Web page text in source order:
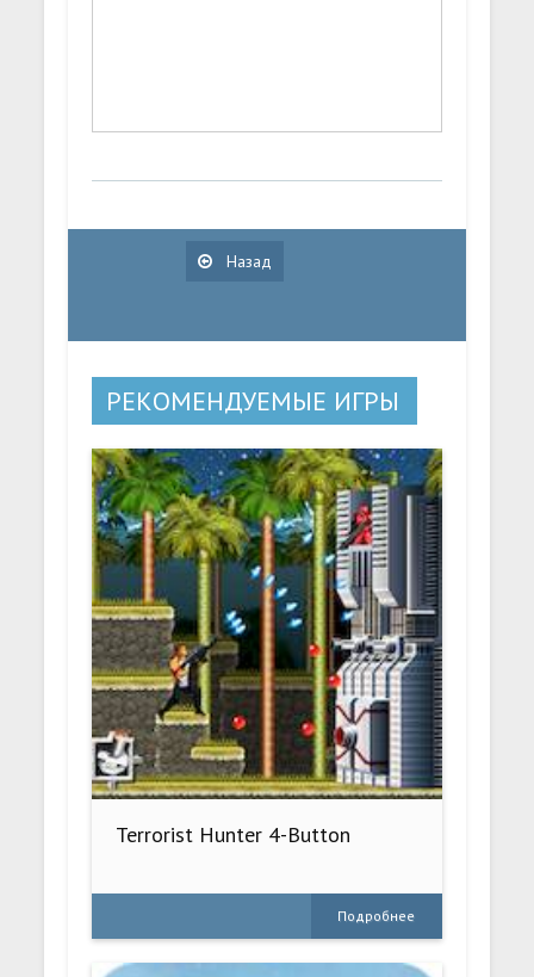
Назад
РЕКОМЕНДУЕМЫЕ ИГРЫ
Terrorist Hunter 4-Button
Подробнее